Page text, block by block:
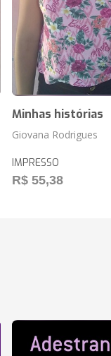
Minhas histórias
Giovana Rodrigues
IMPRESSO
R$ 55,38